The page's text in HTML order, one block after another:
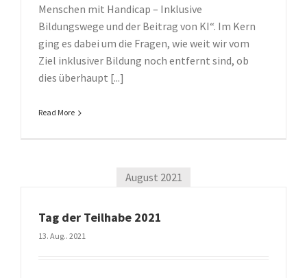
Menschen mit Handicap – Inklusive
Bildungswege und der Beitrag von KI“. Im Kern
ging es dabei um die Fragen, wie weit wir vom
Ziel inklusiver Bildung noch entfernt sind, ob
dies überhaupt [...]
Read More
August 2021
Tag der Teilhabe 2021
13. Aug.. 2021